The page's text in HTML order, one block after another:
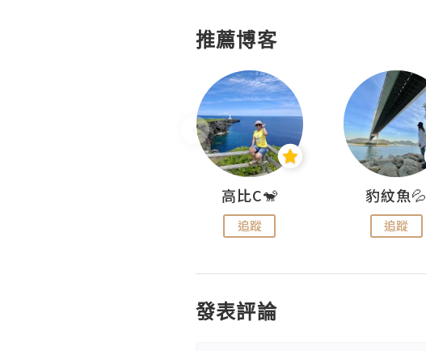
推薦博客
高比C🐒
追蹤
豹紋魚💦
追蹤
發表評論